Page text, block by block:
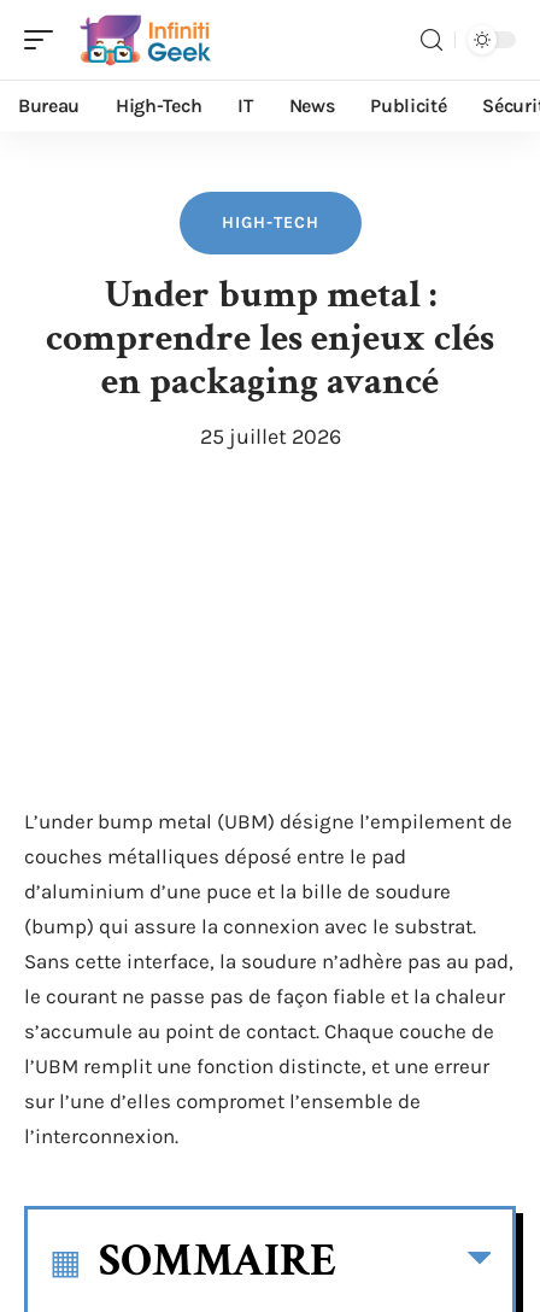
Bureau High-Tech IT News Publicité
HIGH-TECH
Under bump metal :
comprendre les enjeux clés
en packaging avancé
25 juillet 2026
L’under bump metal (UBM) désigne l’empilement de
couches métalliques déposé entre le pad
d’aluminium d’une puce et la bille de soudure
(bump) qui assure la connexion avec le substrat.
Sans cette interface, la soudure n’adhère pas au pad,
le courant ne passe pas de façon fiable et la chaleur
s’accumule au point de contact. Chaque couche de
l’UBM remplit une fonction distincte, et une erreur
sur l’une d’elles compromet l’ensemble de
l’interconnexion.
SOMMAIRE